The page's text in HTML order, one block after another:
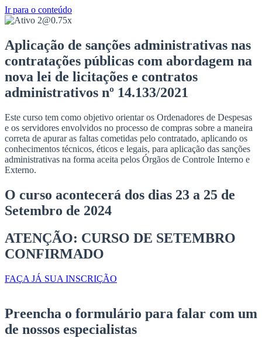
Ir para o conteúdo
Aplicação de sanções administrativas nas
contratações públicas com abordagem na
nova lei de licitações e contratos
administrativos nº 14.133/2021
Este curso tem como objetivo orientar os Ordenadores de Despesas
e os servidores envolvidos no processo de compras sobre a maneira
correta de apurar as faltas cometidas pelo contratado, aplicando os
conhecimentos técnicos, éticos e legais, para aplicação das sanções
administrativas na forma aceita pelos Órgãos de Controle Interno e
Externo.
O curso acontecerá dos dias 23 a 25 de
Setembro de 2024
ATENÇÃO: CURSO DE SETEMBRO
CONFIRMADO
FAÇA JÁ SUA INSCRIÇÃO
Preencha o formulário para falar com um
de nossos especialistas